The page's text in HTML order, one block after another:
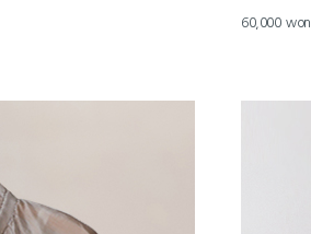
60,000 won